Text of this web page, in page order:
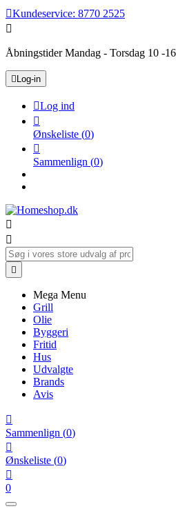
Kundeservice: 8770 2525

Åbningstider Mandag - Torsdag 10 -
 Log-in
Log ind

Ønskeliste (0)

Sammenlign (0)



Mega Menu
Grill
Olie
Byggeri
Fritid
Hus
Udvalgte
Brands
Avis

Sammenlign (0)

Ønskeliste (0)

0